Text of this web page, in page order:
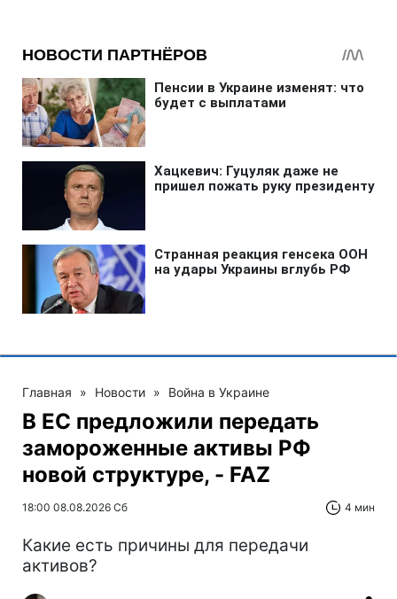
Главная » Новости » Война в Украине
В ЕС предложили передать
замороженные активы РФ
новой структуре, - FAZ
18:00 08.08.2026 Сб 4 мин
Какие есть причины для передачи
активов?